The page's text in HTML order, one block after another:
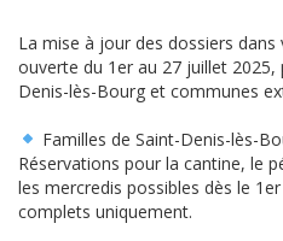
La mise à jour des dossiers
ouverte du 1er au 27 juillet
Denis-lès-Bourg et communes
Familles de Saint-Denis-lès-
Réservations pour la cantine, le
les mercredis possibles dès le
complets uniquement.